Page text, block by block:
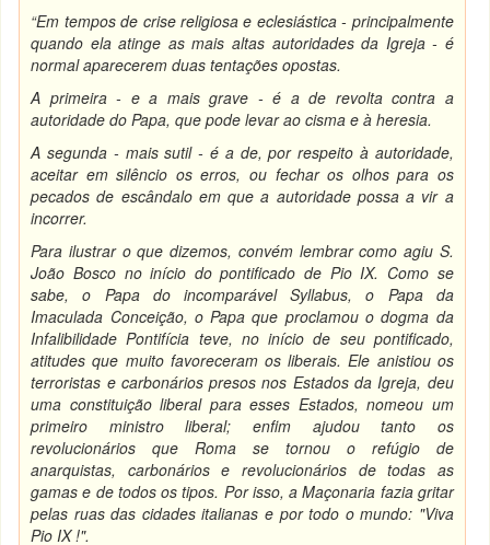
“Em tempos de crise religiosa e eclesiástica - principalmente
quando ela atinge as mais altas autoridades da Igreja - é
normal aparecerem duas tentações opostas.
A primeira - e a mais grave - é a de revolta contra a
autoridade do Papa, que pode levar ao cisma e à heresia.
A segunda - mais sutil - é a de, por respeito à autoridade,
aceitar em silêncio os erros, ou fechar os olhos para os
pecados de escândalo em que a autoridade possa a vir a
incorrer.
Para ilustrar o que dizemos, convém lembrar como agiu S.
João Bosco no início do pontificado de Pio IX. Como se
sabe, o Papa do incomparável Syllabus, o Papa da
Imaculada Conceição, o Papa que proclamou o dogma da
Infalibilidade Pontifícia teve, no início de seu pontificado,
atitudes que muito favoreceram os liberais. Ele anistiou os
terroristas e carbonários presos nos Estados da Igreja, deu
uma constituição liberal para esses Estados, nomeou um
primeiro ministro liberal; enfim ajudou tanto os
revolucionários que Roma se tornou o refúgio de
anarquistas, carbonários e revolucionários de todas as
gamas e de todos os tipos. Por isso, a Maçonaria fazia gritar
pelas ruas das cidades italianas e por todo o mundo: "Viva
Pio IX !".